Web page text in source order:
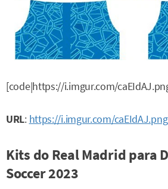
[code|https://i.imgur.com/
URL: https://i.imgur.com/caEIdAJ.png
Kits do Real Madrid para
Soccer 2023